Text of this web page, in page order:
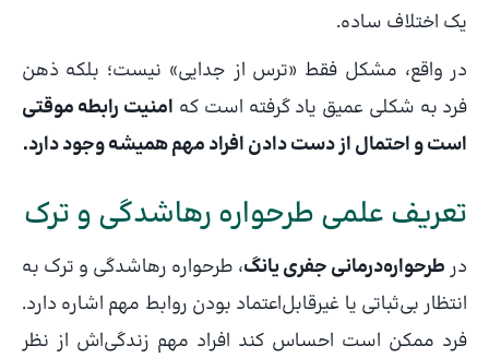
یک اختلاف ساده.
در واقع، مشکل فقط «ترس از جدایی» نیست؛ بلکه ذهن
فرد به شکلی عمیق یاد گرفته است که امنیت رابطه موقتی
است و احتمال از دست دادن افراد مهم همیشه وجود دارد.
تعریف علمی طرحواره رهاشدگی و ترک
درطرحواره‌درمانی جفری یانگ، طرحواره رهاشدگی و ترک به
انتظار بی‌ثباتی یا غیرقابل‌اعتماد بودن روابط مهم اشاره دارد.
فرد ممکن است احساس کند افراد مهم زندگی‌اش از نظر